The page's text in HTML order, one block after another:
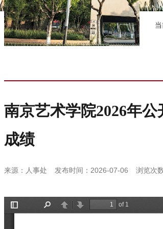
南京艺术学院2026年
成绩
来源：人事处 发布时间：2026-07-06 浏览次